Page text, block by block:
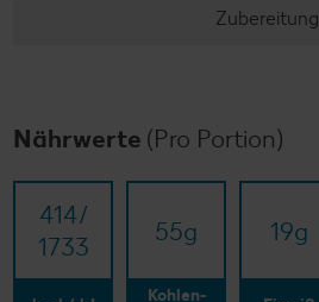
Zubereitung
Nährwerte (Pro Portion)
414/​
1733
55g
Kohlen-
19g